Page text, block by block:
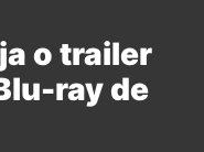
o trailer
ray de